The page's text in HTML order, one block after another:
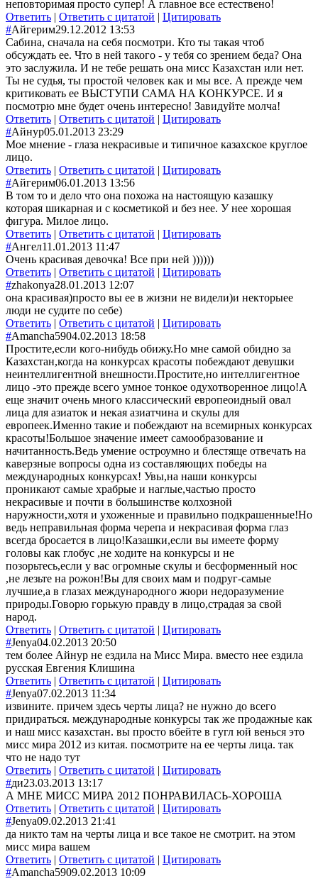
неповторимая просто супер! А главное все естествено!
Ответить | Ответить с цитатой | Цитировать
#Айгерим29.12.2012 13:53
Сабина, сначала на себя посмотри. Кто ты такая чтоб
обсуждать ее. Что в ней такого - у тебя со зрением беда? Она
это заслужила. И не тебе решать она мисс Казахстан или нет.
Ты не судья, ты простой человек как и мы все. А прежде чем
критиковать ее ВЫСТУПИ САМА НА КОНКУРСЕ. И я
посмотрю мне будет очень интересно! Завидуйте молча!
Ответить | Ответить с цитатой | Цитировать
#Айнур05.01.2013 23:29
Мое мнение - глаза некрасивые и типичное казахское круглое
лицо.
Ответить | Ответить с цитатой | Цитировать
#Айгерим06.01.2013 13:56
В том то и дело что она похожа на настоящую казашку
которая шикарная и с косметикой и без нее. У нее хорошая
фигура. Милое лицо.
Ответить | Ответить с цитатой | Цитировать
#Ангел11.01.2013 11:47
Очень красивая девочка! Все при ней ))))))
Ответить | Ответить с цитатой | Цитировать
#zhakonya28.01.2013 12:07
она красивая)просто вы ее в жизни не видели)и некторыее
люди не судите по себе)
Ответить | Ответить с цитатой | Цитировать
#Amancha5904.02.2013 18:58
Простите,если кого-нибудь обижу.Но мне самой обидно за
Казахстан,когда на конкурсах красоты побеждают девушки
неинтеллигентной внешности.Простите,но интеллигентное
лицо -это прежде всего умное тонкое одухотворенное лицо!А
еще значит очень много классический европеоидный овал
лица для азиаток и некая азиатчина и скулы для
европеек.Именно такие и побеждают на всемирных конкурсах
красоты!Большое значение имеет самообразование и
начитанность.Ведь умение остроумно и блестяще отвечать на
каверзные вопросы одна из составляющих победы на
международных конкурсах! Увы,на наши конкурсы
проникают самые храбрые и наглые,частью просто
некрасивые и почти в большинстве колхозной
наружности,хотя и ухоженные и правильно подкрашенные!Но
ведь неправильная форма черепа и некрасивая форма глаз
всегда бросается в лицо!Казашки,если вы имеете форму
головы как глобус ,не ходите на конкурсы и не
позорьтесь,если у вас огромные скулы и бесформенный нос
,не лезьте на рожон!Вы для своих мам и подруг-самые
лучшие,а в глазах международного жюри недоразумение
природы.Говорю горькую правду в лицо,страдая за свой
народ.
Ответить | Ответить с цитатой | Цитировать
#Jenya04.02.2013 20:50
тем более Айнур не ездила на Мисс Мира. вместо нее ездила
русская Евгения Клишина
Ответить | Ответить с цитатой | Цитировать
#Jenya07.02.2013 11:34
извините. причем здесь черты лица? не нужно до всего
придираться. международные конкурсы так же продажные как
и наш мисс казахстан. вы просто вбейте в гугл юй венься это
мисс мира 2012 из китая. посмотрите на ее черты лица. так
что не надо тут
Ответить | Ответить с цитатой | Цитировать
#ди23.03.2013 13:17
А МНЕ МИСС МИРА 2012 ПОНРАВИЛАСЬ-ХОРОША
Ответить | Ответить с цитатой | Цитировать
#Jenya09.02.2013 21:41
да никто там на черты лица и все такое не смотрит. на этом
мисс мира вашем
Ответить | Ответить с цитатой | Цитировать
#Amancha5909.02.2013 10:09